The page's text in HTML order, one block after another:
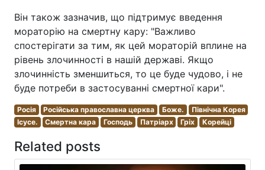
Він також зазначив, що підтримує введення
мораторію на смертну кару: "Важливо
спостерігати за тим, як цей мораторій вплине на
рівень злочинності в нашій державі. Якщо
злочинність зменшиться, то це буде чудово, і не
буде потреби в застосуванні смертної кари".
Росія Російська православна церква Боже.
Північна Корея
Ісусе.
Смертна кара Господь Патріарх Гріх Корейці
Related posts